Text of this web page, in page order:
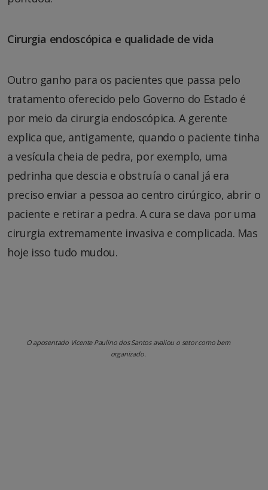
Cirurgia endoscópica e qualidade de vida
Outro ganho para os pacientes que passa pelo
tratamento oferecido pelo Governo do Estado é
por meio da cirurgia endoscópica. A gerente
explica que, antigamente, quando o paciente tinha
a vesícula cheia de pedra, por exemplo, uma
pedrinha que descia e obstruía o canal já era
preciso enviar a pessoa ao centro cirúrgico, abrir o
paciente e retirar a pedra. A cura se dava por uma
cirurgia extremamente invasiva e complicada. Mas
hoje isso tudo mudou.
O aposentado Vicente Paulino dos Santos avaliou o setor como bem
organizado.